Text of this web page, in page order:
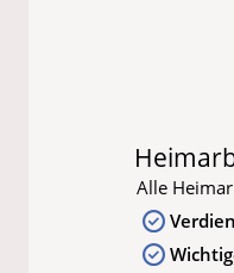
Alle